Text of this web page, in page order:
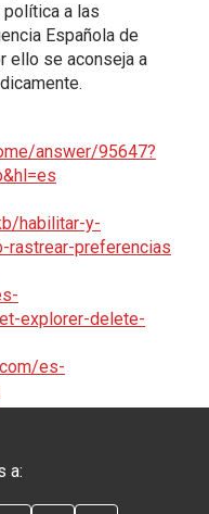
política a las
Española de
ello se aconseja a
answer/95647?
habilitar-y-
preferencias
explorer-delete-
es-
a: